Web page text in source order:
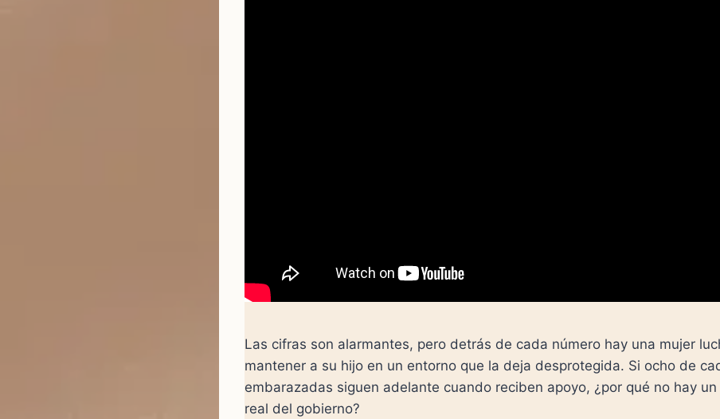
Las cifras son alarmantes, pero detrás de cada número hay una mujer
mantener a su hijo en un entorno que la deja desprotegida. Si ocho de
embarazadas siguen adelante cuando reciben apoyo, ¿por qué no hay
real del gobierno?